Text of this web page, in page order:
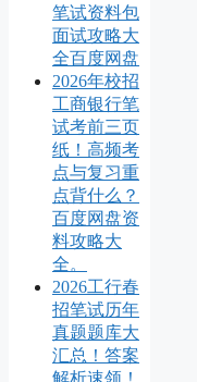
笔试资料包
面试攻略大
全百度网盘
2026年校招
工商银行笔
试考前三页
纸！高频考
点与复习重
点背什么？
百度网盘资
料攻略大
全。
2026工行春
招笔试历年
真题题库大
汇总！答案
解析速领！